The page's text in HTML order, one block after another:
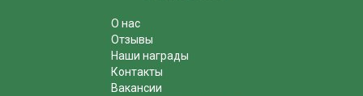
О нас
Отзывы
Наши награды
Контакты
Вакансии